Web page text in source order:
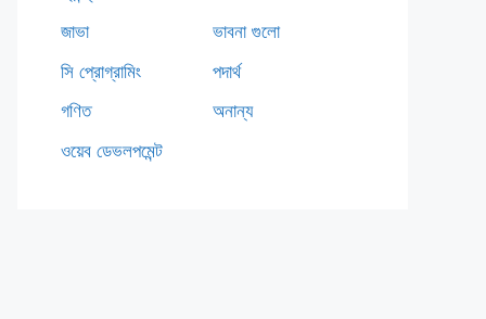
জাভা
সি প্রোগ্রামিং
গণিত
ওয়েব ডেভলপমেন্ট
ভাবনা গুলো
পদার্থ
অনান্য